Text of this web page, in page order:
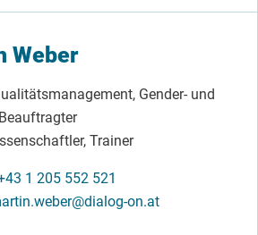
Weber
Gender- und
Trainer
1 205 552 521
on.at